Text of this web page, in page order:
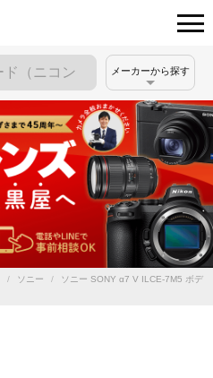
メーカーから探す
/ ソニー /
ソニー SONY α7 V ILCE-7M5 ボデ